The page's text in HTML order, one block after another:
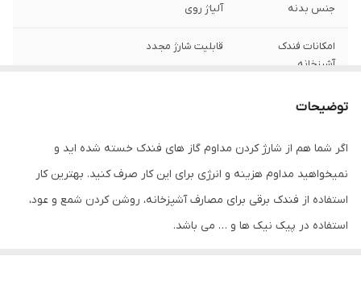
جنس بدنه آلیاژ روی
امکانات فندک
آشپزخانه
قابلیت شارژ مجدد
سایر توضیحات
ساعت دارای کابل شارژ USB
3x2x28 سانتی‌متر
توضیحات
اگر شما هم از شارژ کردن مداوم گاز های فندک خسته شده اید و
نمیخواهید مداوم هزینه و انرژی برای این کار صرف کنید. بهترین کار
استفاده از فندک برقی برای مصارف آشپزخانه، روشن کردن شمع و عود،
استفاده در پیک نیک ها و … می باشد.